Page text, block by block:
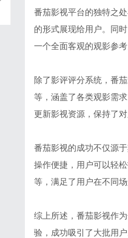
番茄影视平台的独特之
的形式展现给用户。同
一个全面客观的观影参
除了影评评分系统，番
等，涵盖了各类观影需
更新影视资源，保持了对
番茄影视的成功不仅源
操作便捷，用户可以轻
等，满足了用户在不同
综上所述，番茄影视作
验，成功吸引了大批用